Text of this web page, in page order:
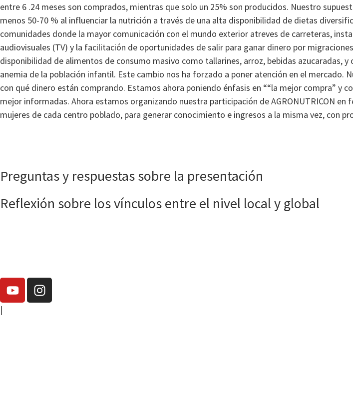
entre 6 .24 meses son comprados, mientras que solo un 25% son producidos. Nuestro
menos 50-70 % al influenciar la nutrición a través de una alta disponibilidad de dietas
comunidades donde la mayor comunicación con el mundo exterior atreves de carreteras,
audiovisuales (TV) y la facilitación de oportunidades de salir para ganar dinero por
disponibilidad de alimentos de consumo masivo como tallarines, arroz, bebidas azucaradas,
anemia de la población infantil. Este cambio nos ha forzado a poner atención en el mercado.
con qué dinero están comprando. Estamos ahora poniendo énfasis en ““la mejor compra”
mejor informadas. Ahora estamos organizando nuestra participación de AGRONUTRICON
mujeres de cada centro poblado, para generar conocimiento e ingresos a la misma vez, con
Preguntas y respuestas sobre la presentación
Reflexión sobre los vínculos entre el nivel local y global
|